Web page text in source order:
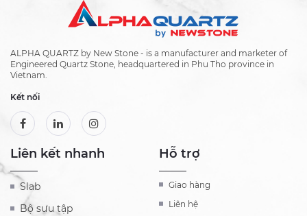
ALPHA QUARTZ by New Stone - is a manufacturer and marketer of
Engineered Quartz Stone, headquartered in Phu Tho province in
Vietnam.
Kết nối
Liên kết nhanh
Slab
Bộ sưu tập
Hỗ trợ
Giao hàng
Liên hệ